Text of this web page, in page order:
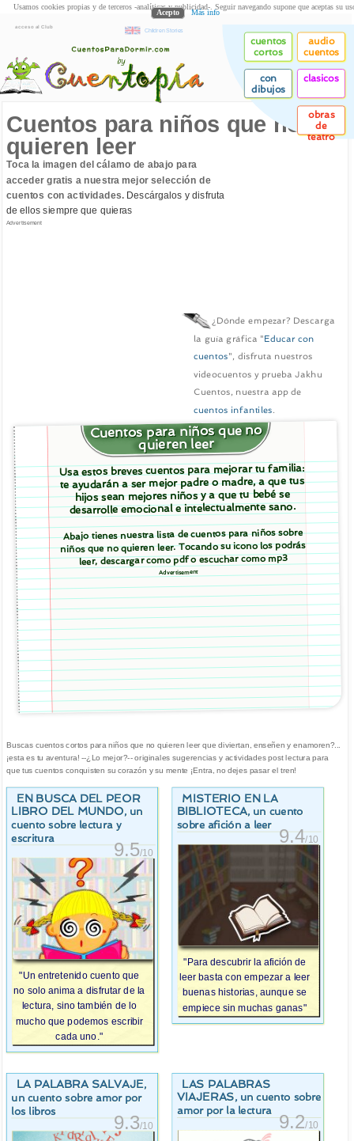
acceso al Club
Children Stories
cuentos
cortos
audio
cuentos
con
dibujos
clasicos
obras
de
teatro
Cuentos para niños que no
quieren leer
Toca la imagen del cálamo de abajo para
acceder gratis a nuestra mejor selección de
cuentos con actividades.Descárgalos y disfruta
de ellos siempre que quieras
Advertisement
¿Dónde empezar? Descarga
la guía gráfica "Educar con
cuentos", disfruta nuestros
videocuentos y prueba Jakhu
Cuentos, nuestra app de
cuentos infantiles
Cuentos para niños que no
quieren leer
Usa estos breves cuentos para mejorar tu familia:
te ayudarán a ser mejor padre o madre, a que tus
hijos sean mejores niños y a que tu bebé se
desarrolle emocional e intelectualmente sano.
Abajo tienes nuestra lista de cuentos para niños sobre
niños que no quieren leer. Tocando su icono los podrás
leer, descargar como pdf o escuchar como mp3
Advertisement
Buscas cuentos cortos para niños que no quieren leer que diviertan, enseñen y enamoren?...
¡esta es tu aventura! --¿Lo mejor?-- originales sugerencias y actividades post lectura para
que tus cuentos conquisten su corazón y su mente ¡Entra, no dejes pasar el tren!
EN BUSCA DEL PEOR
LIBRO DEL MUNDO, un
cuento sobre lectura y
escritura
9.5/10
"Un entretenido cuento que
no solo anima a disfrutar de la
lectura, sino también de lo
mucho que podemos escribir
cada uno."
MISTERIO EN LA
BIBLIOTECA, un cuento
sobre afición a leer
9.4/10
"Para descubrir la afición de
leer basta con empezar a leer
buenas historias, aunque se
empiece sin muchas ganas"
LA PALABRA SALVAJE,
un cuento sobre amor por
los libros
9.3/10
LAS PALABRAS
VIAJERAS, un cuento sobre
amor por la lectura
9.2/10
Usamos cookies propias y de terceros -analíticas y publicidad-. Seguir navegando supone que aceptas su
Acepto Más info